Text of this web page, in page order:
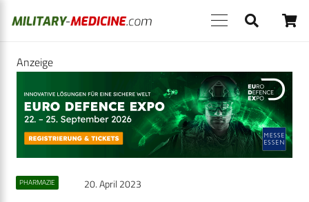
Anzeige
PHARMAZIE 20. April 2023